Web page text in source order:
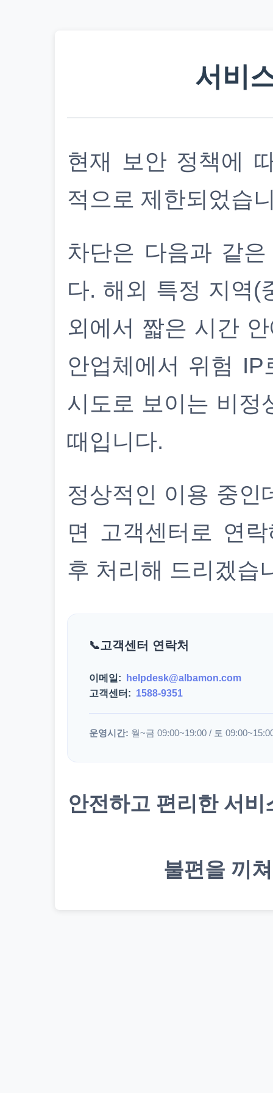
서비
현재 보안 정책에
적으로 제한되었습
차단은 다음과 같
다. 해외 특정 지역(
외에서 짧은 시간
안업체에서 위험
시도로 보이는 비정
때입니다.
정상적인 이용 중인
면 고객센터로 연
후 처리해 드리겠습
고객센터 연락처
이메일:
helpdesk@albamon.com
고객센터: 1588-9351
운영시간: 월~금 09:00~19:00 / 토
안전하고 편리한 서
불편을 끼